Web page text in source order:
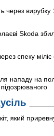
через вирубку
Skoda
спеку
нападу на
який